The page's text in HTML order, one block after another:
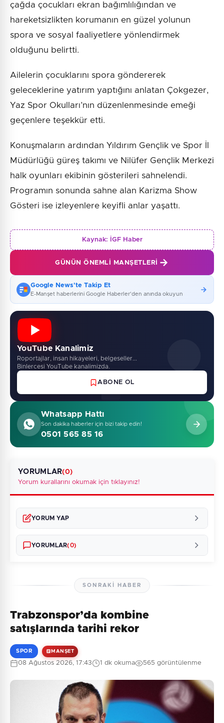
çağda çocukları ekran bağımlılığından ve
hareketsizlikten korumanın en güzel yolunun
spora ve sosyal faaliyetlere yönlendirmek
olduğunu belirtti.
Ailelerin çocuklarını spora göndererek
geleceklerine yatırım yaptığını anlatan Çokgezer,
Yaz Spor Okulları’nın düzenlenmesinde emeği
geçenlere teşekkür etti.
Konuşmaların ardından Yıldırım Gençlik ve Spor İl
Müdürlüğü güreş takımı ve Nilüfer Gençlik Merkezi
halk oyunları ekibinin gösterileri sahnelendi.
Programın sonunda sahne alan Karizma Show
Gösteri ise izleyenlere keyifli anlar yaşattı.
Kaynak: İGF Haber
GÜNÜN ÖNEMLI MANŞETLERI
Google News'te Takip Et
E-Manşet haberlerini Google Haberler'den anında okuyun
YouTube Kanalimiz
Roportajlar, insan hikayeleri, belgeseller...
Binlercesi YouTube kanalimizda.
ABONE OL
Whatsapp Hattı
Son dakika haberler için bizi takip edin!
0501 565 85 16
YORUMLAR(0)
Yorum kurallarını okumak için tıklayınız!
YORUM YAP
Güvenlik Sorusu:
3 + 3 = ?
YORUMLAR(0)
Henüz yorum yapılmamış. İlk yorumu siz yapın!
SONRAKI HABER
Trabzonspor’da kombine
satışlarında tarihi rekor
SPOR MANŞET
08 Ağustos 2026, 17:43 1 dk okuma 565 görüntülenme